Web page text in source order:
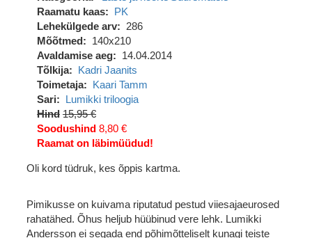
Raamatu kaas
PK
Lehekülgede arv
286
Mõõtmed
140x210
Avaldamise aeg
14.04.2014
Tõlkija
Kadri Jaanits
Toimetaja
Kaari Tamm
Sari
Lumikki triloogia
Hind 15,95 €
Soodushind 8,80 €
Raamat on läbimüüdud!
Oli kord tüdruk, kes õppis kartma.
Pimikusse on kuivama riputatud pestud viiesajaeurosed
rahatähed. Õhus heljub hüübinud vere lehk. Lumikki
Andersson ei segada end põhimõtteliselt kunagi teiste